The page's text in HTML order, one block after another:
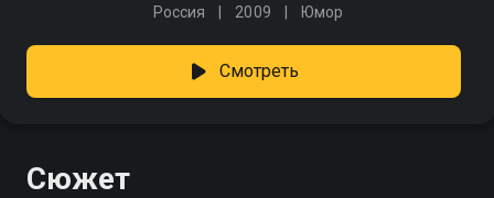
Россия 2009 Юмор
Смотреть
Сюжет